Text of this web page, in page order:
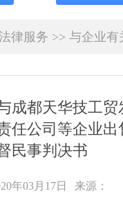
律服务 >> 与企业有
成都天华技工
任公司等企业
民事判决书
年03月17日
来源：